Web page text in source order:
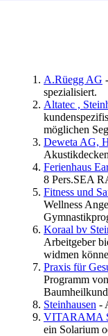
A.Rüegg AG
spezialisiert.
Altatec ,
möglichen
Deweta AG,
Ferienhaus
8 Pers.SEA
Fitness und
Wellness
Koraal bv
Arbeitgeber
widmen
Praxis für
Programm
Steinhausen -
VITARAMA
ein Solarium